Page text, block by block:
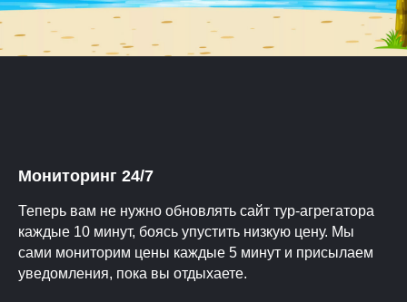
Мониторинг 24/7
Теперь вам не нужно обновлять сайт тур-агрегатора
каждые 10 минут, боясь упустить низкую цену. Мы
сами мониторим цены каждые 5 минут и присылаем
уведомления, пока вы отдыхаете.